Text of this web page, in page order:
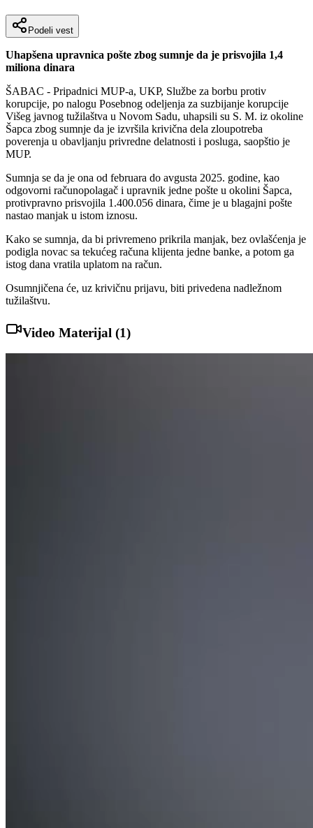
Podeli vest
Uhapšena upravnica pošte zbog sumnje da je prisvojila 1,4
miliona dinara
ŠABAC - Pripadnici MUP-a, UKP, Službe za borbu protiv
korupcije, po nalogu Posebnog odeljenja za suzbijanje korupcije
Višeg javnog tužilaštva u Novom Sadu, uhapsili su S. M. iz okoline
Šapca zbog sumnje da je izvršila krivična dela zloupotreba
poverenja u obavljanju privredne delatnosti i posluga, saopštio je
MUP.
Sumnja se da je ona od februara do avgusta 2025. godine, kao
odgovorni računopolagač i upravnik jedne pošte u okolini Šapca,
protivpravno prisvojila 1.400.056 dinara, čime je u blagajni pošte
nastao manjak u istom iznosu.
Kako se sumnja, da bi privremeno prikrila manjak, bez ovlašćenja je
podigla novac sa tekućeg računa klijenta jedne banke, a potom ga
istog dana vratila uplatom na račun.
Osumnjičena će, uz krivičnu prijavu, biti privedena nadležnom
tužilaštvu.
Video Materijal (1)